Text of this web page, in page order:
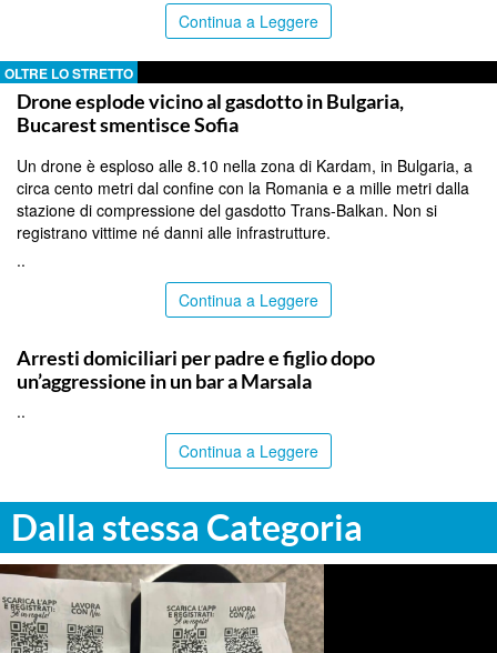
Continua a Leggere
OLTRE LO STRETTO
Drone esplode vicino al gasdotto in Bulgaria,
Bucarest smentisce Sofia
Un drone è esploso alle 8.10 nella zona di Kardam, in Bulgaria, a
circa cento metri dal confine con la Romania e a mille metri dalla
stazione di compressione del gasdotto Trans-Balkan. Non si
registrano vittime né danni alle infrastrutture.
..
Continua a Leggere
Arresti domiciliari per padre e figlio dopo
un’aggressione in un bar a Marsala
..
Continua a Leggere
Dalla stessa Categoria